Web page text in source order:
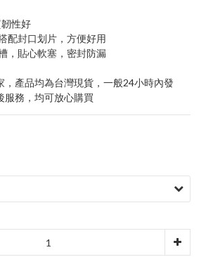
性好
配封口划片，方便好用
，貼心軟塞，密封防漏
，產品均為台灣現貨，一般24小時內發
服務，均可放心購買